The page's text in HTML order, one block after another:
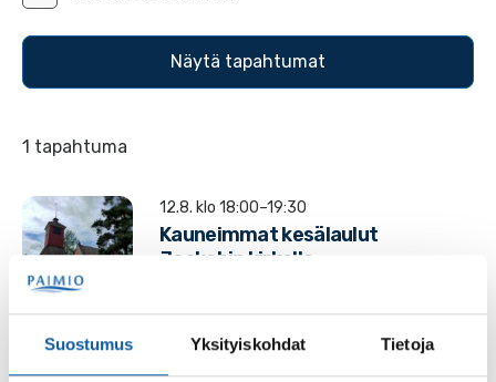
Suostumus Yksityiskohdat Tietoja
1 tapahtuma
12.8. klo 18:00–19:30
Kauneimmat kesälaulut
Jaakobin kirkolla